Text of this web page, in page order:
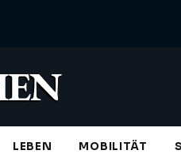
LEBEN MOBILITÄT